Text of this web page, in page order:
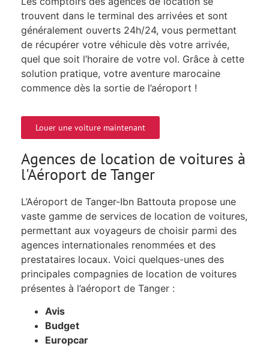
trouvent dans le terminal des arrivées et sont
généralement ouverts 24h/24, vous permettant
de récupérer votre véhicule dès votre arrivée,
quel que soit l’horaire de votre vol. Grâce à cette
solution pratique, votre aventure marocaine
commence dès la sortie de l’aéroport !
Louer une voiture maintenant
Agences de location de voitures à
l'Aéroport de Tanger
L’Aéroport de Tanger-Ibn Battouta propose une
vaste gamme de services de location de voitures,
permettant aux voyageurs de choisir parmi des
agences internationales renommées et des
prestataires locaux. Voici quelques-unes des
principales compagnies de location de voitures
présentes à l’aéroport de Tanger :
Avis
Budget
Europcar